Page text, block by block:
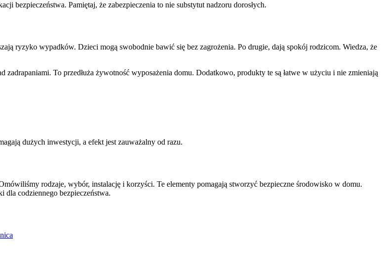
bezpieczeństwa. Pamiętaj, że zabezpieczenia to nie substytut nadzoru dorosłych.
ryzyko wypadków. Dzieci mogą swobodnie bawić się bez zagrożenia. Po drugie, dają spokój rodzicom. Wiedza, że
zadrapaniami. To przedłuża żywotność wyposażenia domu. Dodatkowo, produkty te są łatwe w użyciu i nie zmieniają
dużych inwestycji, a efekt jest zauważalny od razu.
rodzaje, wybór, instalację i korzyści. Te elementy pomagają stworzyć bezpieczne środowisko w domu.
dla codziennego bezpieczeństwa.